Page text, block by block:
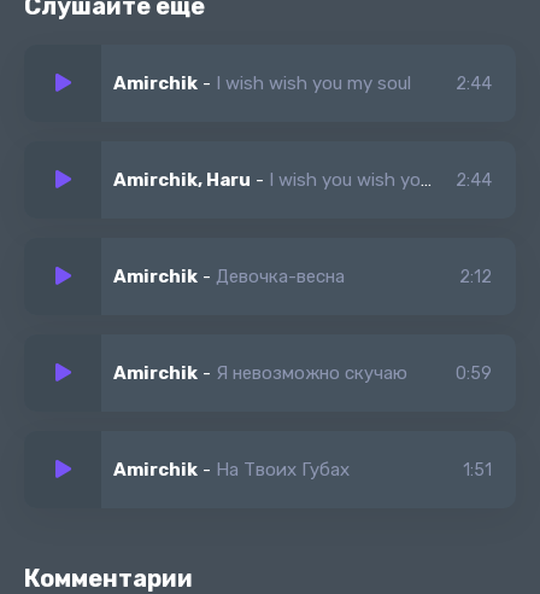
Слушайте еще
Amirchik - I wish wish you my soul 2:44
Amirchik, Haru - I wish you wish you my love 2:44
Amirchik - Девочка-весна 2:12
Amirchik - Я невозможно скучаю 0:59
Amirchik - На Твоих Губах 1:51
Комментарии